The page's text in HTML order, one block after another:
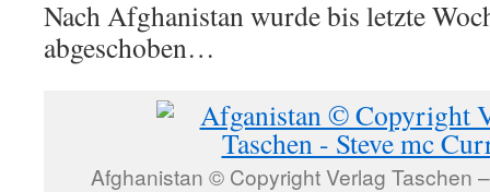
Nach Afghanistan wurde bis letzte
abgeschoben…
Afghanistan © Copyright Verlag Taschen